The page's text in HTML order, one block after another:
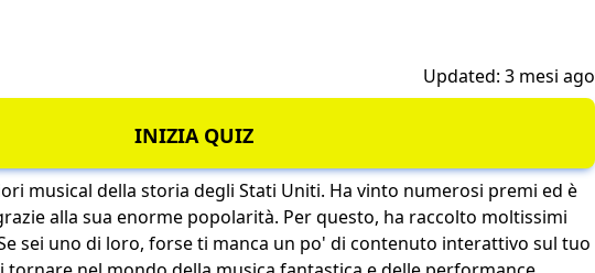
Updated: 3 mesi ago
INIZIA QUIZ
musical della storia degli Stati Uniti. Ha vinto numerosi premi ed è
alla sua enorme popolarità. Per questo, ha raccolto moltissimi
sei uno di loro, forse ti manca un po' di contenuto interattivo sul tuo